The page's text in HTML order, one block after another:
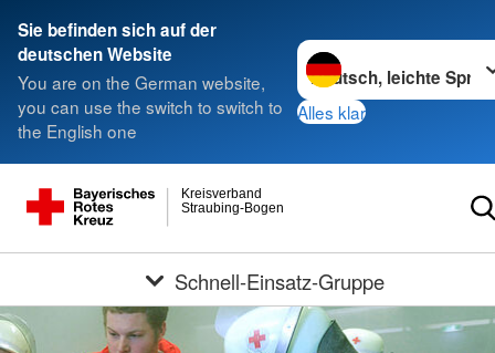
Sie befinden sich auf der
deutschen Website
You are on the German website,
you can use the switch to switch to
the English one
Sprache wechseln zu
Alles klar
Straubing-Bogen
Kreisverband
Schnell-Einsatz-Gruppe